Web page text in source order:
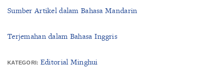
Sumber Artikel dalam Bahasa Mandarin
Terjemahan dalam Bahasa Inggris
KATEGORI: Editorial Minghui